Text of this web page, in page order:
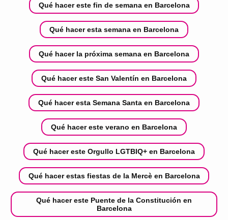
Qué hacer este fin de semana en Barcelona
Qué hacer esta semana en Barcelona
Qué hacer la próxima semana en Barcelona
Qué hacer este San Valentín en Barcelona
Qué hacer esta Semana Santa en Barcelona
Qué hacer este verano en Barcelona
Qué hacer este Orgullo LGTBIQ+ en Barcelona
Qué hacer estas fiestas de la Mercè en Barcelona
Qué hacer este Puente de la Constitución en
Barcelona